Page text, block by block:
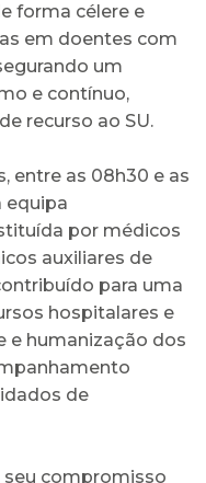
forma célere e
em doentes com
um
e contínuo,
recurso ao SU.
entre as 08h30 e as
equipa
por médicos
auxiliares de
para uma
hospitalares e
e humanização dos
de
seu compromisso